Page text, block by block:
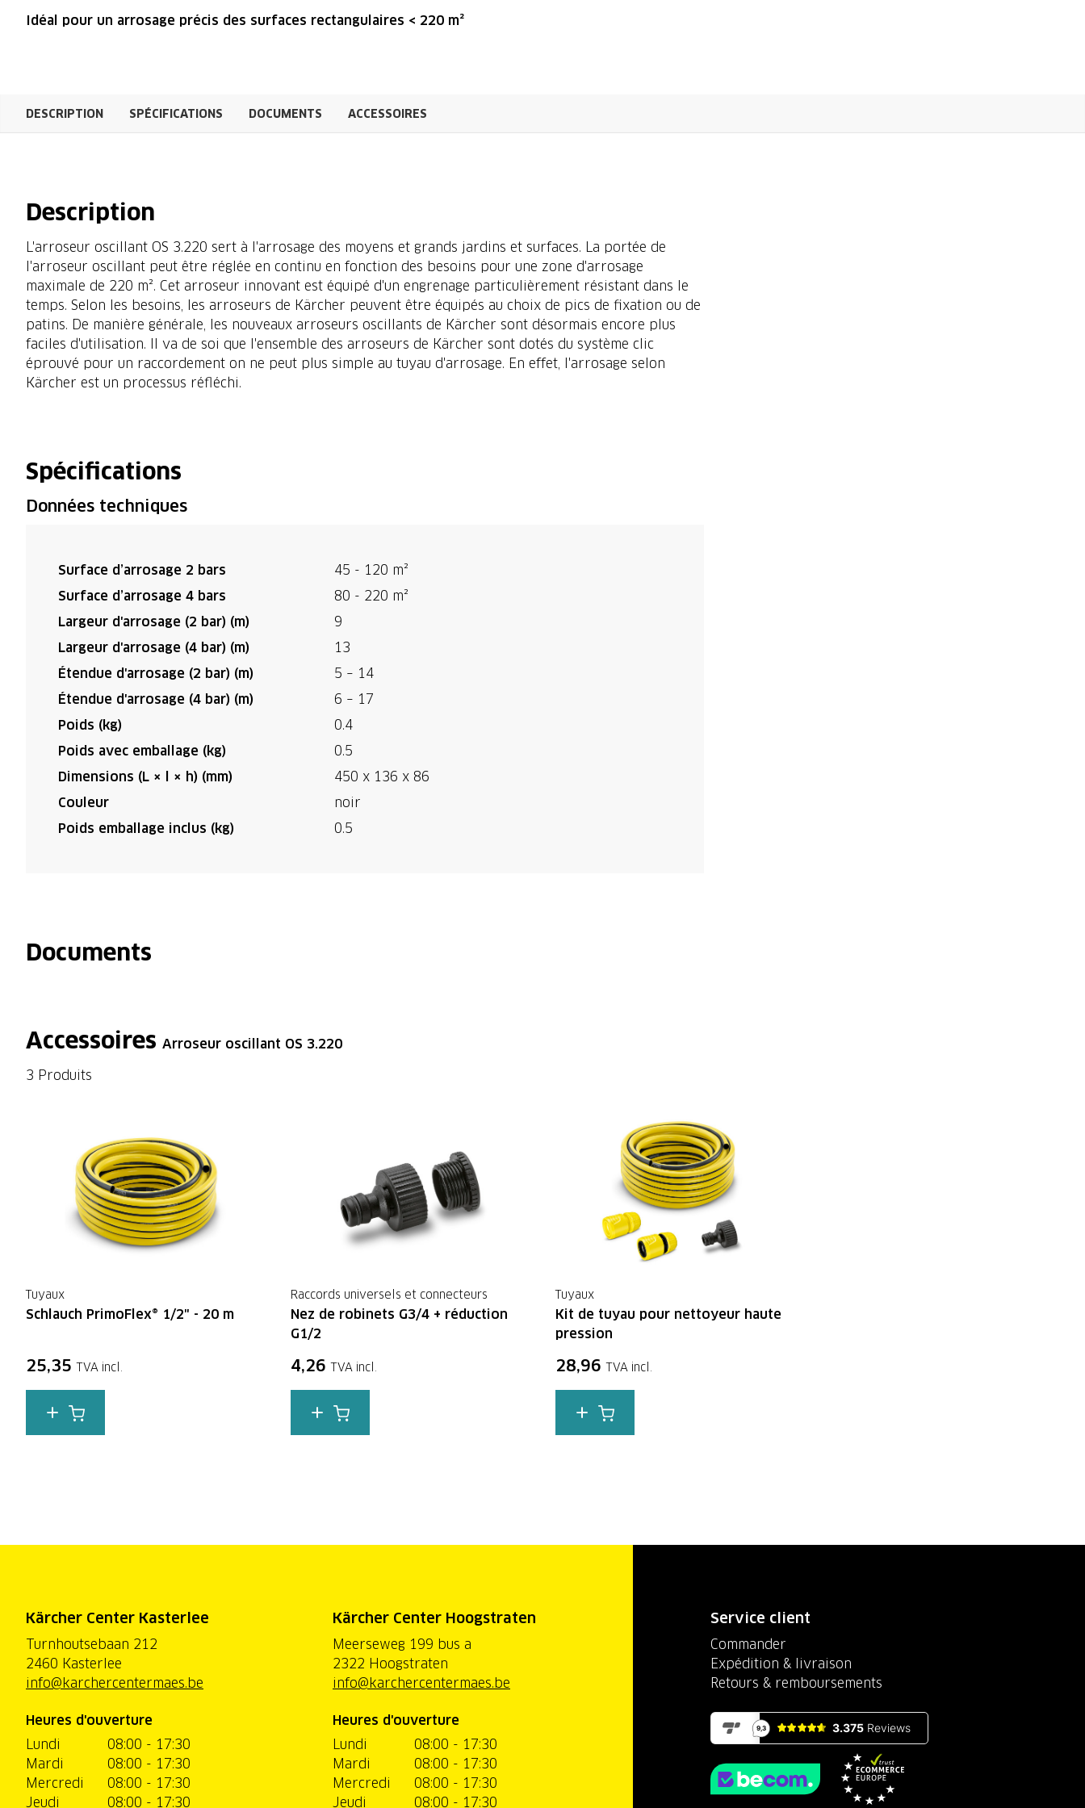
Idéal pour un arrosage précis des surfaces rectangulaires < 220 m²
DESCRIPTION SPÉCIFICATIONS DOCUMENTS ACCESSOIRES
Description
L'arroseur oscillant OS 3.220 sert à l'arrosage des moyens et grands jardins et surfaces. La portée de
l'arroseur oscillant peut être réglée en continu en fonction des besoins pour une zone d'arrosage
maximale de 220 m². Cet arroseur innovant est équipé d'un engrenage particulièrement résistant dans le
temps. Selon les besoins, les arroseurs de Kärcher peuvent être équipés au choix de pics de fixation ou de
patins. De manière générale, les nouveaux arroseurs oscillants de Kärcher sont désormais encore plus
faciles d'utilisation. Il va de soi que l'ensemble des arroseurs de Kärcher sont dotés du système clic
éprouvé pour un raccordement on ne peut plus simple au tuyau d'arrosage. En effet, l'arrosage selon
Kärcher est un processus réfléchi.
Spécifications
Données techniques
Surface d’arrosage 2 bars
45 - 120 m²
Surface d’arrosage 4 bars
80 - 220 m²
Largeur d'arrosage (2 bar) (m)
9
Largeur d'arrosage (4 bar) (m)
13
Étendue d'arrosage (2 bar) (m)
5 – 14
Étendue d'arrosage (4 bar) (m)
6 – 17
Poids (kg)
0.4
Poids avec emballage (kg)
0.5
Dimensions (L × l × h) (mm)
450 x 136 x 86
Couleur
noir
Poids emballage inclus (kg)
0.5
Documents
Accessoires Arroseur oscillant OS 3.220
3 Produits
Tuyaux
Schlauch PrimoFlex® 1/2" - 20 m
25,35 TVA incl.
Raccords universels et connecteurs
Nez de robinets G3/4 + réduction
G1/2
4,26 TVA incl.
Tuyaux
Kit de tuyau pour nettoyeur haute
pression
28,96 TVA incl.
Kärcher Center Kasterlee
Turnhoutsebaan 212
2460 Kasterlee
info@karchercentermaes.be
Heures d'ouverture
Lundi
08:00 - 17:30
Mardi
08:00 - 17:30
Mercredi
08:00 - 17:30
Jeudi
08:00 - 17:30
Kärcher Center Hoogstraten
Meerseweg 199 bus a
2322 Hoogstraten
info@karchercentermaes.be
Heures d'ouverture
Lundi
08:00 - 17:30
Mardi
08:00 - 17:30
Mercredi
08:00 - 17:30
Jeudi
08:00 - 17:30
Service client
Commander
Expédition & livraison
Retours & remboursements